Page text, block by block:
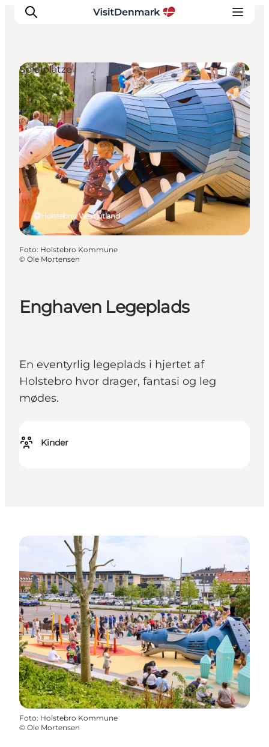
Inspiration
Regionen
Erlebnisse
Unterkünfte
Reiseplanung
Enghaven Legeplads
En eventyrlig legeplads i hjertet af
Holstebro hvor drager, fantasi og leg
mødes.
Kinder
Holstebro, Westjütland
Spielplätze
Foto: Holstebro Kommune
© Ole Mortensen
Foto: Holstebro Kommune
© Ole Mortensen